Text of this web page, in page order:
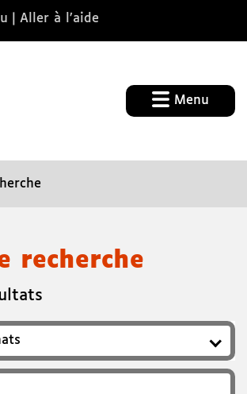
Aller à l’aide
Menu
recherche
auteur, ISBN, genre…